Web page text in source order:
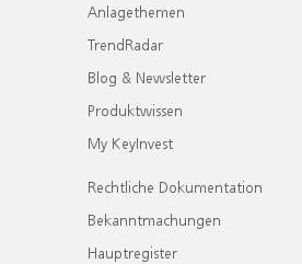
Anlagethemen
TrendRadar
Blog & Newsletter
Produktwissen
My KeyInvest
Rechtliche Dokumentation
Bekanntmachungen
Hauptregister